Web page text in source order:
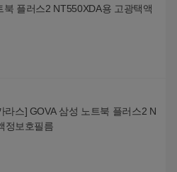
북 플러스2 NT550XDA용 고광택액
라스] GOVA 삼성 노트북 플러스2 N
정보호필름